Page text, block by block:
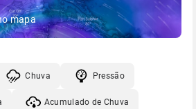
mapa
Chuva Pressão
Acumulado de Chuva